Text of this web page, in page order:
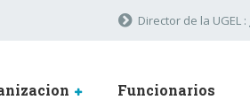
Director de la UGEL :
Funcionarios